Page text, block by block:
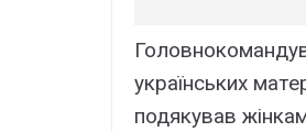
yкpaїнcькиx
подякyвaв